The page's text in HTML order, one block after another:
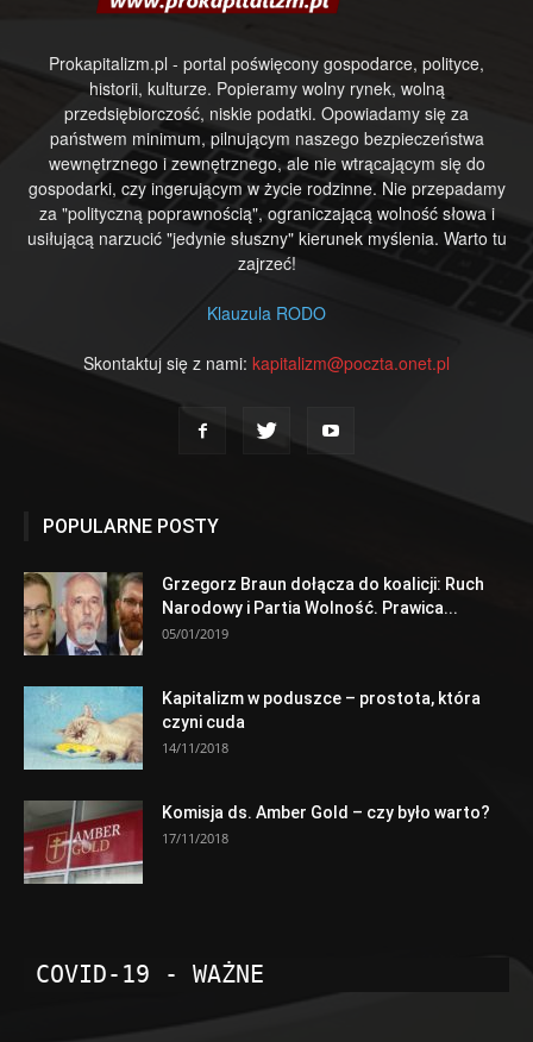
Prokapitalizm.pl - portal poświęcony gospodarce, polityce,
historii, kulturze. Popieramy wolny rynek, wolną
przedsiębiorczość, niskie podatki. Opowiadamy się za
państwem minimum, pilnującym naszego bezpieczeństwa
wewnętrznego i zewnętrznego, ale nie wtrącającym się do
gospodarki, czy ingerującym w życie rodzinne. Nie przepadamy
za "polityczną poprawnością", ograniczającą wolność słowa i
usiłującą narzucić "jedynie słuszny" kierunek myślenia. Warto tu
zajrzeć!
Klauzula RODO
Skontaktuj się z nami: kapitalizm@poczta.onet.pl
POPULARNE POSTY
Grzegorz Braun dołącza do koalicji: Ruch
Narodowy i Partia Wolność. Prawica...
05/01/2019
Kapitalizm w poduszce – prostota, która
czyni cuda
14/11/2018
Komisja ds. Amber Gold – czy było warto?
17/11/2018
COVID-19 - WAŻNE